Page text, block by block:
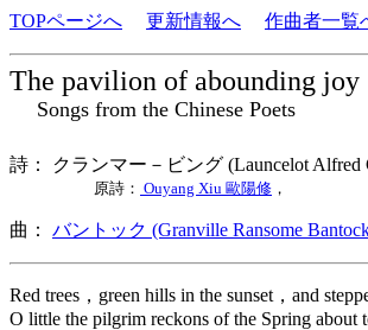
TOPページへ 更新情報へ 作曲者一覧
The pavilion of abounding joy
Songs from the Chinese Poets
詩： クランマー－ビング (Launcelot
原詩： Ouyang Xiu 歐陽修 ，
曲： バントック (Granville Ransome
Red trees，green hills in the sunset，and
O little the pilgrim reckons of the Spring about